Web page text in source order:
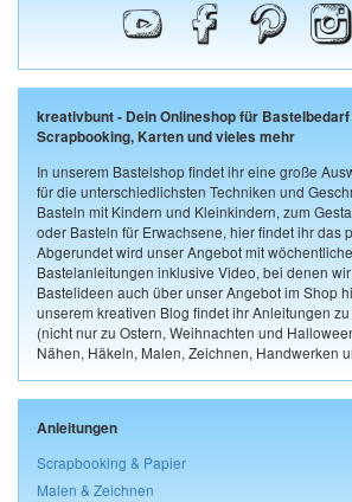
kreativbunt - Dein Onlineshop für
Scrapbooking, Karten und vieles mehr
In unserem Bastelshop findet ihr eine große
für die unterschiedlichsten Techniken und
Basteln mit Kindern und Kleinkindern, zum
oder Basteln für Erwachsene, hier findet ihr das
Abgerundet wird unser Angebot mit
Bastelanleitungen inklusive Video, bei denen
Bastelideen auch über unser Angebot im Shop
unserem kreativen Blog findet ihr Anleitungen
(nicht nur zu Ostern, Weihnachten und
Nähen, Häkeln, Malen, Zeichnen, Handwerken
Anleitungen
Scrapbooking & Papier
Malen & Zeichnen